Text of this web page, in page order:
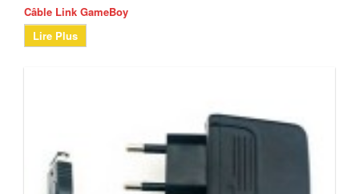
Câble Link GameBoy
Lire Plus